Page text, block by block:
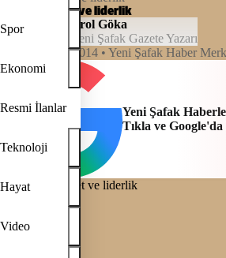
Spor
Ekonomi
Resmi İlanlar
Teknoloji
Hayat
Video
Çılgın vahşet ve liderlik
Erol Göka
Yeni Şafak Gazete Yazarı
00:00, 16/10/2014 • Yeni Şafak Haber
Yeni Şafak
Tıkla ve
REKLAM